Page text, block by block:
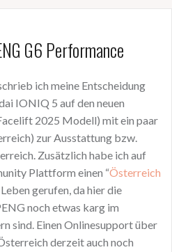
G6 Performance
ich meine Entscheidung
IONIQ 5 auf den neuen
2025 Modell) mit ein paar
zur Ausstattung bzw.
Zusätzlich habe ich auf
Plattform einen “Österreich
Leben gerufen, da hier die
noch etwas karg im
sind. Einen Onlinesupport über
derzeit auch noch